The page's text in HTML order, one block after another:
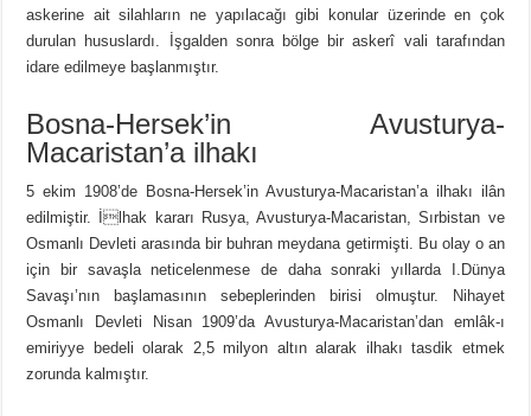
askerine ait silahların ne yapılacağı gibi konular üzerinde en çok
durulan hususlardı. İşgalden sonra bölge bir askerî vali tarafından
idare edilmeye başlanmıştır.
Bosna-Hersek’in Avusturya-
Macaristan’a ilhakı
5 ekim 1908’de Bosna-Hersek’in Avusturya-Macaristan’a ilhakı ilân
edilmiştir. İlhak kararı Rusya, Avusturya-Macaristan, Sırbistan ve
Osmanlı Devleti arasında bir buhran meydana getirmişti. Bu olay o an
için bir savaşla neticelenmese de daha sonraki yıllarda I.Dünya
Savaşı’nın başlamasının sebeplerinden birisi olmuştur. Nihayet
Osmanlı Devleti Nisan 1909’da Avusturya-Macaristan’dan emlâk-ı
emiriyye bedeli olarak 2,5 milyon altın alarak ilhakı tasdik etmek
zorunda kalmıştır.